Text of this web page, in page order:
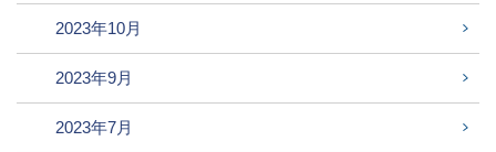
2023年10月
2023年9月
2023年7月